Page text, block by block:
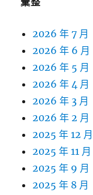
2026 年 7 月
2026 年 6 月
2026 年 5 月
2026 年 4 月
2026 年 3 月
2026 年 2 月
2025 年 12 月
2025 年 11 月
2025 年 9 月
2025 年 8 月